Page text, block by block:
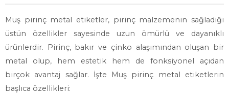
Muş pirinç metal etiketler, pirinç malzemenin sağladığı
üstün özellikler sayesinde uzun ömürlü ve dayanıklı
ürünlerdir. Pirinç, bakır ve çinko alaşımından oluşan bir
metal olup, hem estetik hem de fonksiyonel açıdan
birçok avantaj sağlar. İşte Muş pirinç metal etiketlerin
başlıca özellikleri: